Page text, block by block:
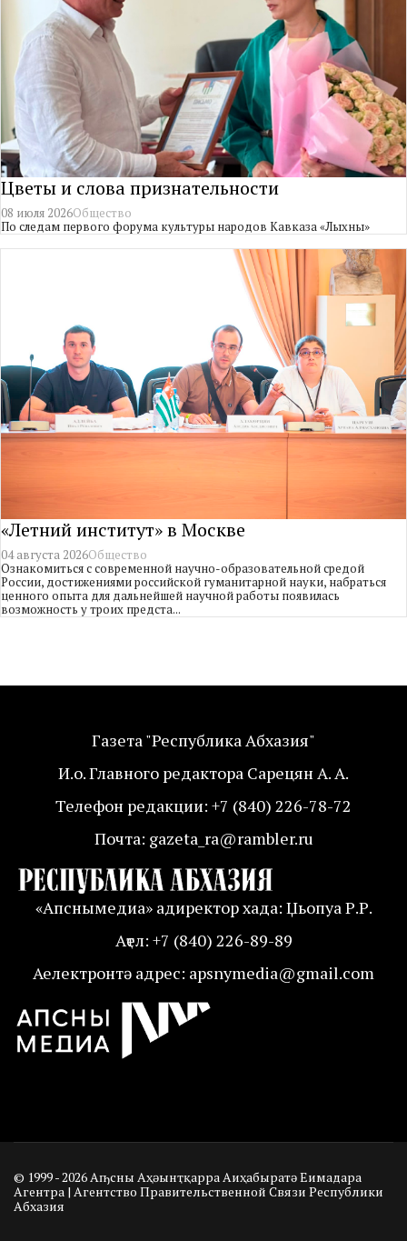
Цветы и слова признательности
08 июля 2026Общество
По следам первого форума культуры народов Кавказа «Лыхны»
«Летний институт» в Москве
04 августа 2026Общество
Ознакомиться с современной научно-образовательной средой
России, достижениями российской гуманитарной науки, набраться
ценного опыта для дальнейшей научной работы появилась
возможность у троих предста...
Газета "Республика Абхазия"
И.о. Главного редактора Сарецян А. А.
Телефон редакции: +7 (840) 226-78-72
Почта: gazeta_ra@rambler.ru
«Апснымедиа» адиректор хада: Џьопуа Р.Р.
Аҭел: +7 (840) 226-89-89
Аелектронтә адрес: apsnymedia@gmail.com
© 1999 - 2026 Аҧсны Аҳәынҭқарра Аиҳабыратә Еимадара
Агентра | Агентство Правительственной Связи Республики
Абхазия